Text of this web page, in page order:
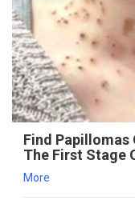
Find Papillomas
The First Stage
More